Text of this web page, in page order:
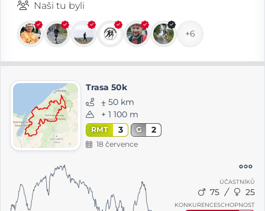
Naši tu byli
+6
Trasa 50k
⨦ 50 km
+ 1 100 m
RMT 3 G 2
18 července
ÚČASTNÍKŮ
75 25
KONKURENCESCHOPNOST